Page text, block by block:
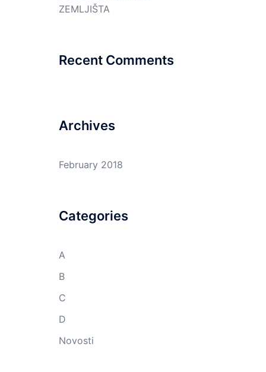
ZEMLJIŠTA
Recent Comments
Archives
February 2018
Categories
A
B
C
D
Novosti